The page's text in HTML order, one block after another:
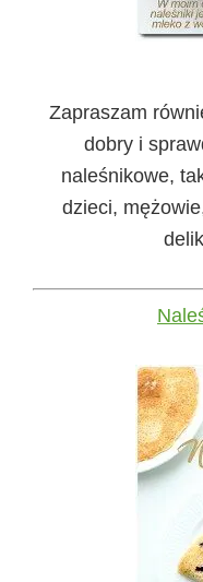
Zapraszam
dobry i
naleśnikowe,
dzieci,